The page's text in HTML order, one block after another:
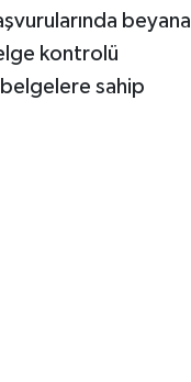
beyana
kontrolü
sahip